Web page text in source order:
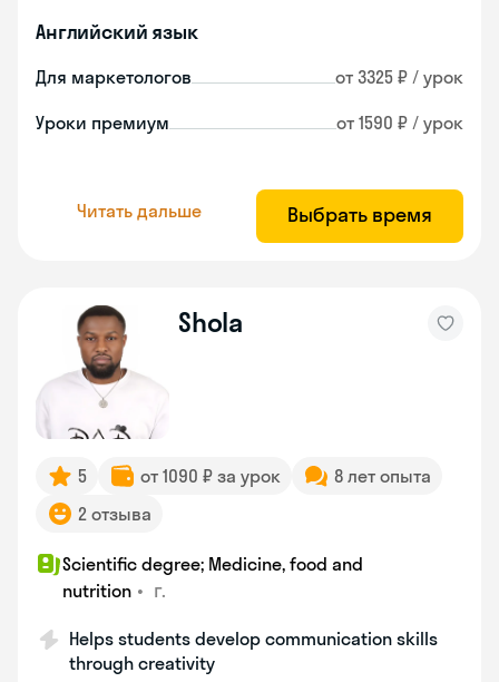
Английский язык
Для маркетологов от 3325 ₽ / урок
Уроки премиум от 1590 ₽ / урок
Читать дальше Выбрать время
Shola
5 от 1090 ₽ за урок
8 лет опыта
2 отзыва
Scientific degree; Medicine, food and
nutrition • г.
Helps students develop communication skills
through creativity